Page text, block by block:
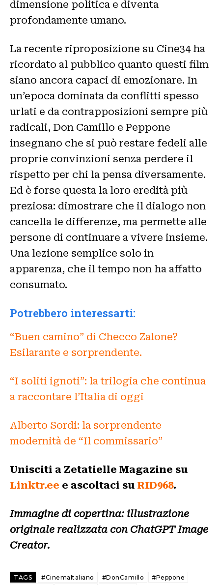
dimensione politica e diventa
profondamente umano.
La recente riproposizione su Cine34 ha
ricordato al pubblico quanto questi film
siano ancora capaci di emozionare. In
un’epoca dominata da conflitti spesso
urlati e da contrapposizioni sempre più
radicali, Don Camillo e Peppone
insegnano che si può restare fedeli alle
proprie convinzioni senza perdere il
rispetto per chi la pensa diversamente.
Ed è forse questa la loro eredità più
preziosa: dimostrare che il dialogo non
cancella le differenze, ma permette alle
persone di continuare a vivere insieme.
Una lezione semplice solo in
apparenza, che il tempo non ha affatto
consumato.
Potrebbero interessarti:
“Buen camino” di Checco Zalone?
Esilarante e sorprendente.
“I soliti ignoti”: la trilogia che continua
a raccontare l’Italia di oggi
Alberto Sordi: la sorprendente
modernità de “Il commissario”
Unisciti a Zetatielle Magazine su
Linktr.ee e ascoltaci su RID968.
Immagine di copertina: illustrazione
originale realizzata con ChatGPT Image
Creator.
TAGS #CinemaItaliano #DonCamillo
#Peppone